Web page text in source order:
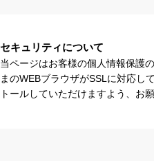
セキュリティについて
当ページはお客様の個人情報保護
まのWEBブラウザがSSLに対応し
トールしていただけますよう、お